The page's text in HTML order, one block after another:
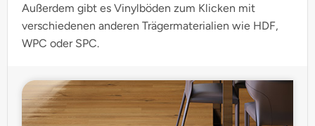
Außerdem gibt es Vinylböden zum Klicken mit
verschiedenen anderen Trägermaterialien wie HDF,
WPC oder SPC.